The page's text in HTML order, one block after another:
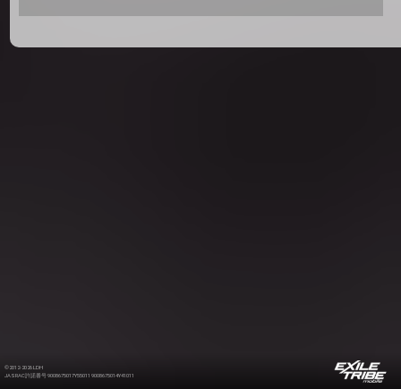
©2012-2026 LDH
JASRAC許諾番号 9008675017Y55011 9008675014Y41011